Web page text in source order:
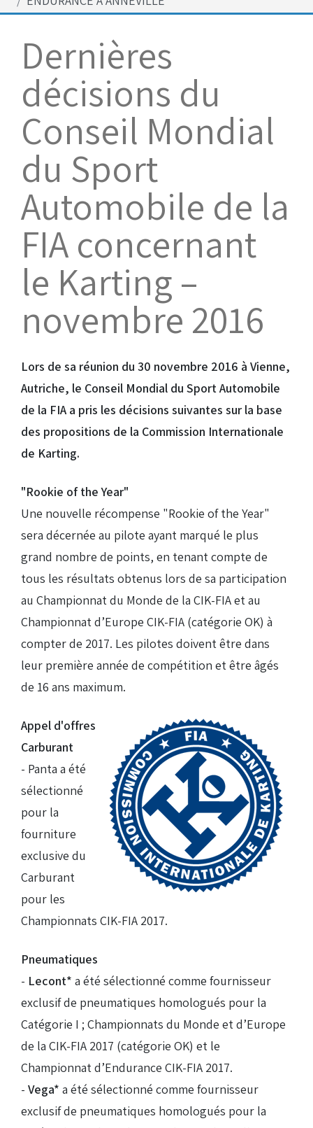
Dernières
décisions du
Conseil Mondial
du Sport
Automobile de la
FIA concernant
le Karting –
novembre 2016
Lors de sa réunion du 30 novembre 2016 à Vienne,
Autriche, le Conseil Mondial du Sport Automobile
de la FIA a pris les décisions suivantes sur la base
des propositions de la Commission Internationale
de Karting.
"Rookie of the Year"
Une nouvelle récompense "Rookie of the Year"
sera décernée au pilote ayant marqué le plus
grand nombre de points, en tenant compte de
tous les résultats obtenus lors de sa participation
au Championnat du Monde de la CIK-FIA et au
Championnat d’Europe CIK-FIA (catégorie OK) à
compter de 2017. Les pilotes doivent être dans
leur première année de compétition et être âgés
de 16 ans maximum.
Appel d'offres
Carburant
- Panta a été
sélectionné
pour la
fourniture
exclusive du
Carburant
pour les
Championnats CIK-FIA 2017.
Pneumatiques
- Lecont* a été sélectionné comme fournisseur
exclusif de pneumatiques homologués pour la
Catégorie I ; Championnats du Monde et d’Europe
de la CIK-FIA 2017 (catégorie OK) et le
Championnat d’Endurance CIK-FIA 2017.
- Vega* a été sélectionné comme fournisseur
exclusif de pneumatiques homologués pour la
Bénévoles
Les 50 ans du club
Dons aux associations
Accès au circuit
Chronos et Rapports
Horaires d'ouverture
Equipements Vidéo
Droits de piste
Homologation circuit